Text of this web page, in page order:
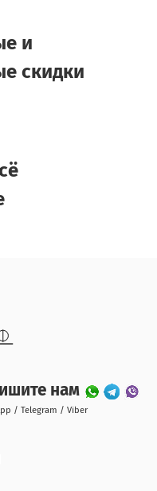
и
скидки
нам
/ Telegram / Viber